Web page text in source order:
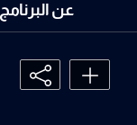
عن البرنامج